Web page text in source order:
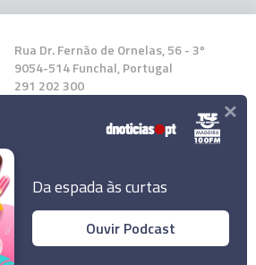
Rua Dr. Fernão de Ornelas, 56 - 3º
9054-514 Funchal, Portugal
291 202 300
Instale a nossa App
Diário de Notícias, Lda.
Da espada às curtas
Ouvir Podcast
×